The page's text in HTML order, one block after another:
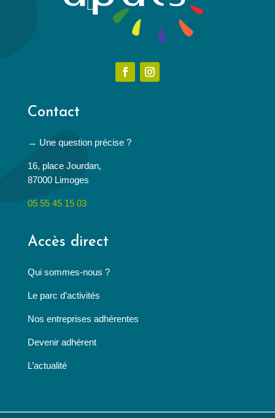
Contact
→ Une question précise ?
16, place Jourdan,
87000 Limoges
05 55 45 15 03
Accès direct
Qui sommes-nous ?
Le parc d’activités
Nos entreprises adhérentes
Devenir adhérent
L’actualité